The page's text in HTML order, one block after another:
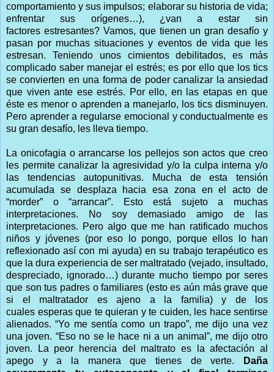
comportamiento y sus impulsos; elaborar su historia de vida;
enfrentar sus orígenes…), ¿van a estar sin
factores estresantes? Vamos, que tienen un gran desafío y
pasan por muchas situaciones y eventos de vida que les
estresan. Teniendo unos cimientos debilitados, es más
complicado saber manejar el estrés; es por ello que los tics
se convierten en una forma de poder canalizar la ansiedad
que viven ante ese estrés. Por ello, en las etapas en que
éste es menor o aprenden a manejarlo, los tics disminuyen.
Pero aprender a regularse emocional y conductualmente es
su gran desafío, les lleva tiempo.
La onicofagia o arrancarse los pellejos son actos que creo
les permite canalizar la agresividad y/o la culpa interna y/o
las tendencias autopunitivas. Mucha de esta tensión
acumulada se desplaza hacia esa zona en el acto de
“morder” o “arrancar”. Esto está sujeto a muchas
interpretaciones. No soy demasiado amigo de las
interpretaciones. Pero algo que me han ratificado muchos
niños y jóvenes (por eso lo pongo, porque ellos lo han
reflexionado así con mi ayuda) en su trabajo terapéutico es
que la dura experiencia de ser maltratado (vejado, insultado,
despreciado, ignorado…) durante mucho tiempo por seres
que son tus padres o familiares (esto es aún más grave que
si el maltratador es ajeno a la familia) y de los
cuales esperas que te quieran y te cuiden, les hace sentirse
alienados. “Yo me sentía como un trapo”, me dijo una vez
una joven. “Eso no se le hace ni a un animal”, me dijo otro
joven. La peor herencia del maltrato es la afectación al
apego y a la manera que tienes de verte. Daña